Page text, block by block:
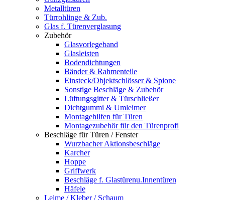
Metalltüren
Türrohlinge & Zub.
Glas f. Türenverglasung
Zubehör
Glasvorlegeband
Glasleisten
Bodendichtungen
Bänder & Rahmenteile
Einsteck/Objektschlösser & Spione
Sonstige Beschläge & Zubehör
Lüftungsgitter & Türschließer
Dichtgummi & Umleimer
Montagehilfen für Türen
Montagezubehör für den Türenprofi
Beschläge für Türen / Fenster
Wurzbacher Aktionsbeschläge
Karcher
Hoppe
Griffwerk
Beschläge f. Glastürenu.Innentüren
Häfele
Leime / Kleber / Schaum